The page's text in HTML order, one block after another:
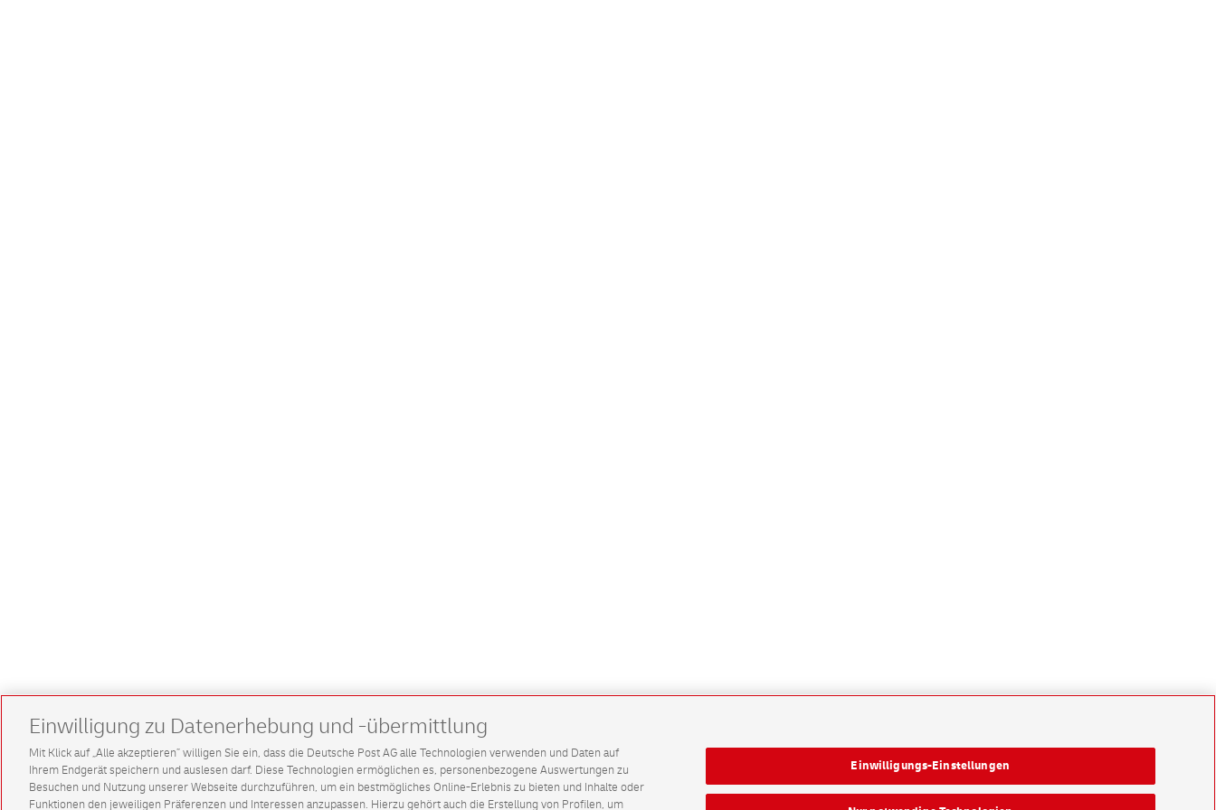
Einwilligung zu Datenerhebung und -übermittlung
Mit Klick auf „Alle akzeptieren” willigen Sie ein, dass die Deutsche Post AG alle Technologien verwenden und Daten auf
Ihrem Endgerät speichern und auslesen darf. Diese Technologien ermöglichen es, personenbezogene Auswertungen zu
Besuchen und Nutzung unserer Webseite durchzuführen, um ein bestmögliches Online-Erlebnis zu bieten und Inhalte oder
Funktionen den jeweiligen Präferenzen und Interessen anzupassen. Hierzu gehört auch die Erstellung von Profilen, um
Einwilligungs-Einstellungen